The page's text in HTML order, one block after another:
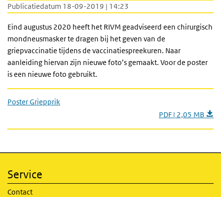
Publicatiedatum 18-09-2019 | 14:23
Eind augustus 2020 heeft het RIVM geadviseerd een chirurgisch
mondneusmasker te dragen bij het geven van de
griepvaccinatie tijdens de vaccinatiespreekuren. Naar
aanleiding hiervan zijn nieuwe foto’s gemaakt. Voor de poster
is een nieuwe foto gebruikt.
Poster Griepprik
PDF | 2,05 MB
Service
Contact